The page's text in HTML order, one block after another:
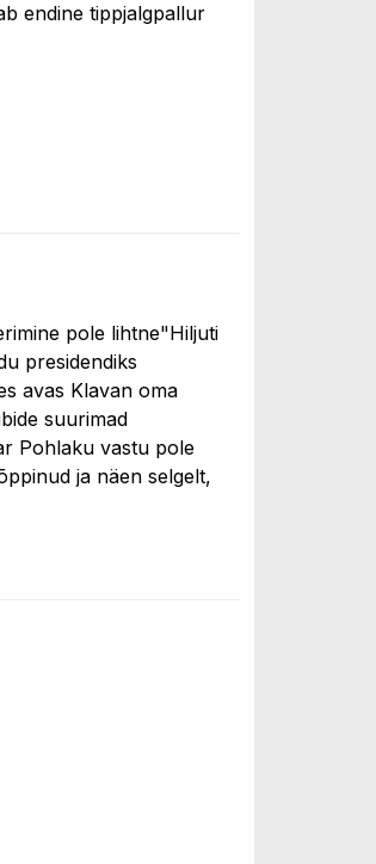
endine tippjalgpallur
pole lihtne"Hiljuti
presidendiks
avas Klavan oma
suurimad
Pohlaku vastu pole
ja näen selgelt,